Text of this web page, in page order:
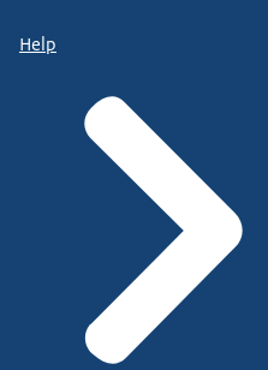
Help